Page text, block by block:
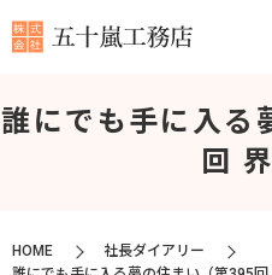
誰にでも手に入る
回
HOME
社長ダイアリー